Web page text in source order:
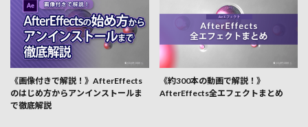
《画像付きで解説！》AfterEffects
のはじめ方からアンインストールま
で徹底解説
《約300本の動画で解説！》
AfterEffects全エフェクトまとめ